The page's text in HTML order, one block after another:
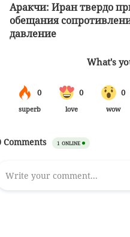
Аракчи: Иран твердо
обещания
давление